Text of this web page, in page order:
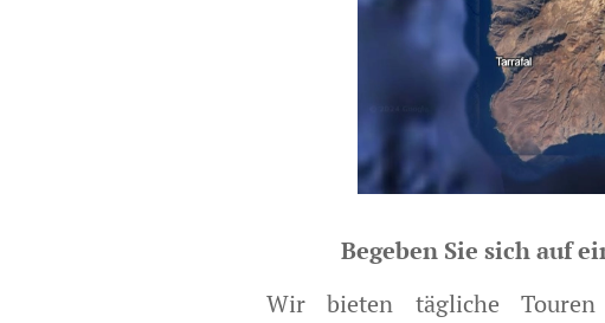
Begeben Sie sich auf
Wir bieten tägliche